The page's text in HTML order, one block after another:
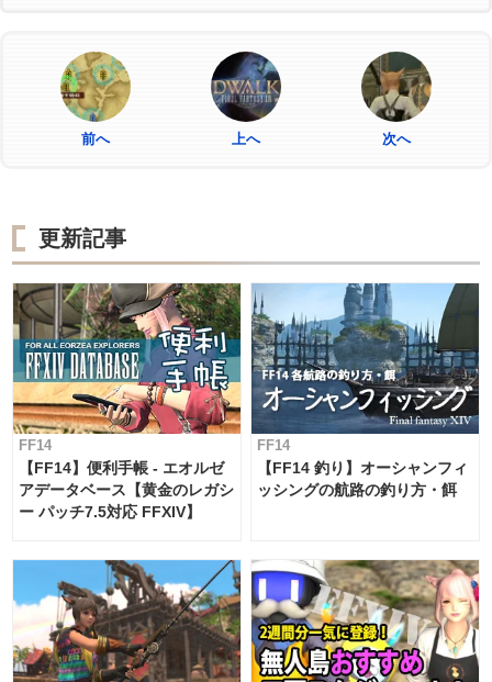
前へ 上へ 次へ
更新記事
FF14
【FF14】便利手帳 - エオルゼ
アデータベース【黄金のレガシ
ー パッチ7.5対応 FFXIV】
FF14
【FF14 釣り】オーシャンフィ
ッシングの航路の釣り方・餌